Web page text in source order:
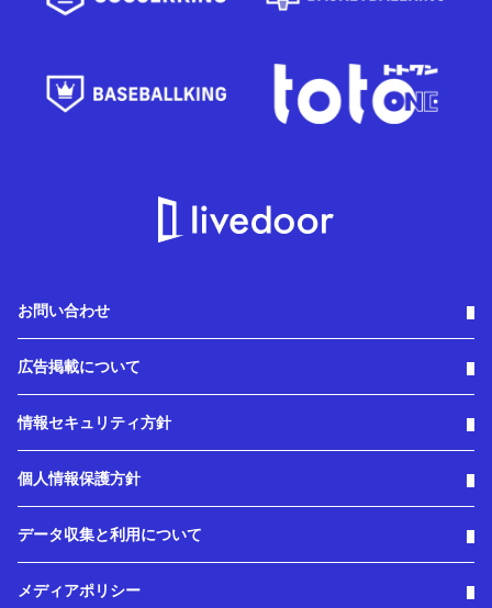
お問い合わせ
広告掲載について
情報セキュリティ方針
個人情報保護方針
データ収集と利用について
メディアポリシー